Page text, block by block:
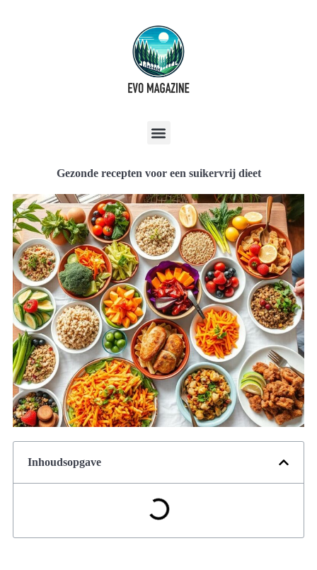
Gezonde recepten voor een suikervrij dieet
Inhoudsopgave